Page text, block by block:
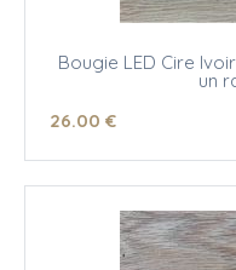
Bougie LED Cire
un
26.00 €